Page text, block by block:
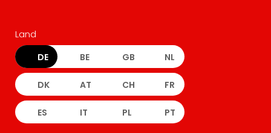
Land
DE BE GB NL
DK AT CH FR
ES IT PL PT